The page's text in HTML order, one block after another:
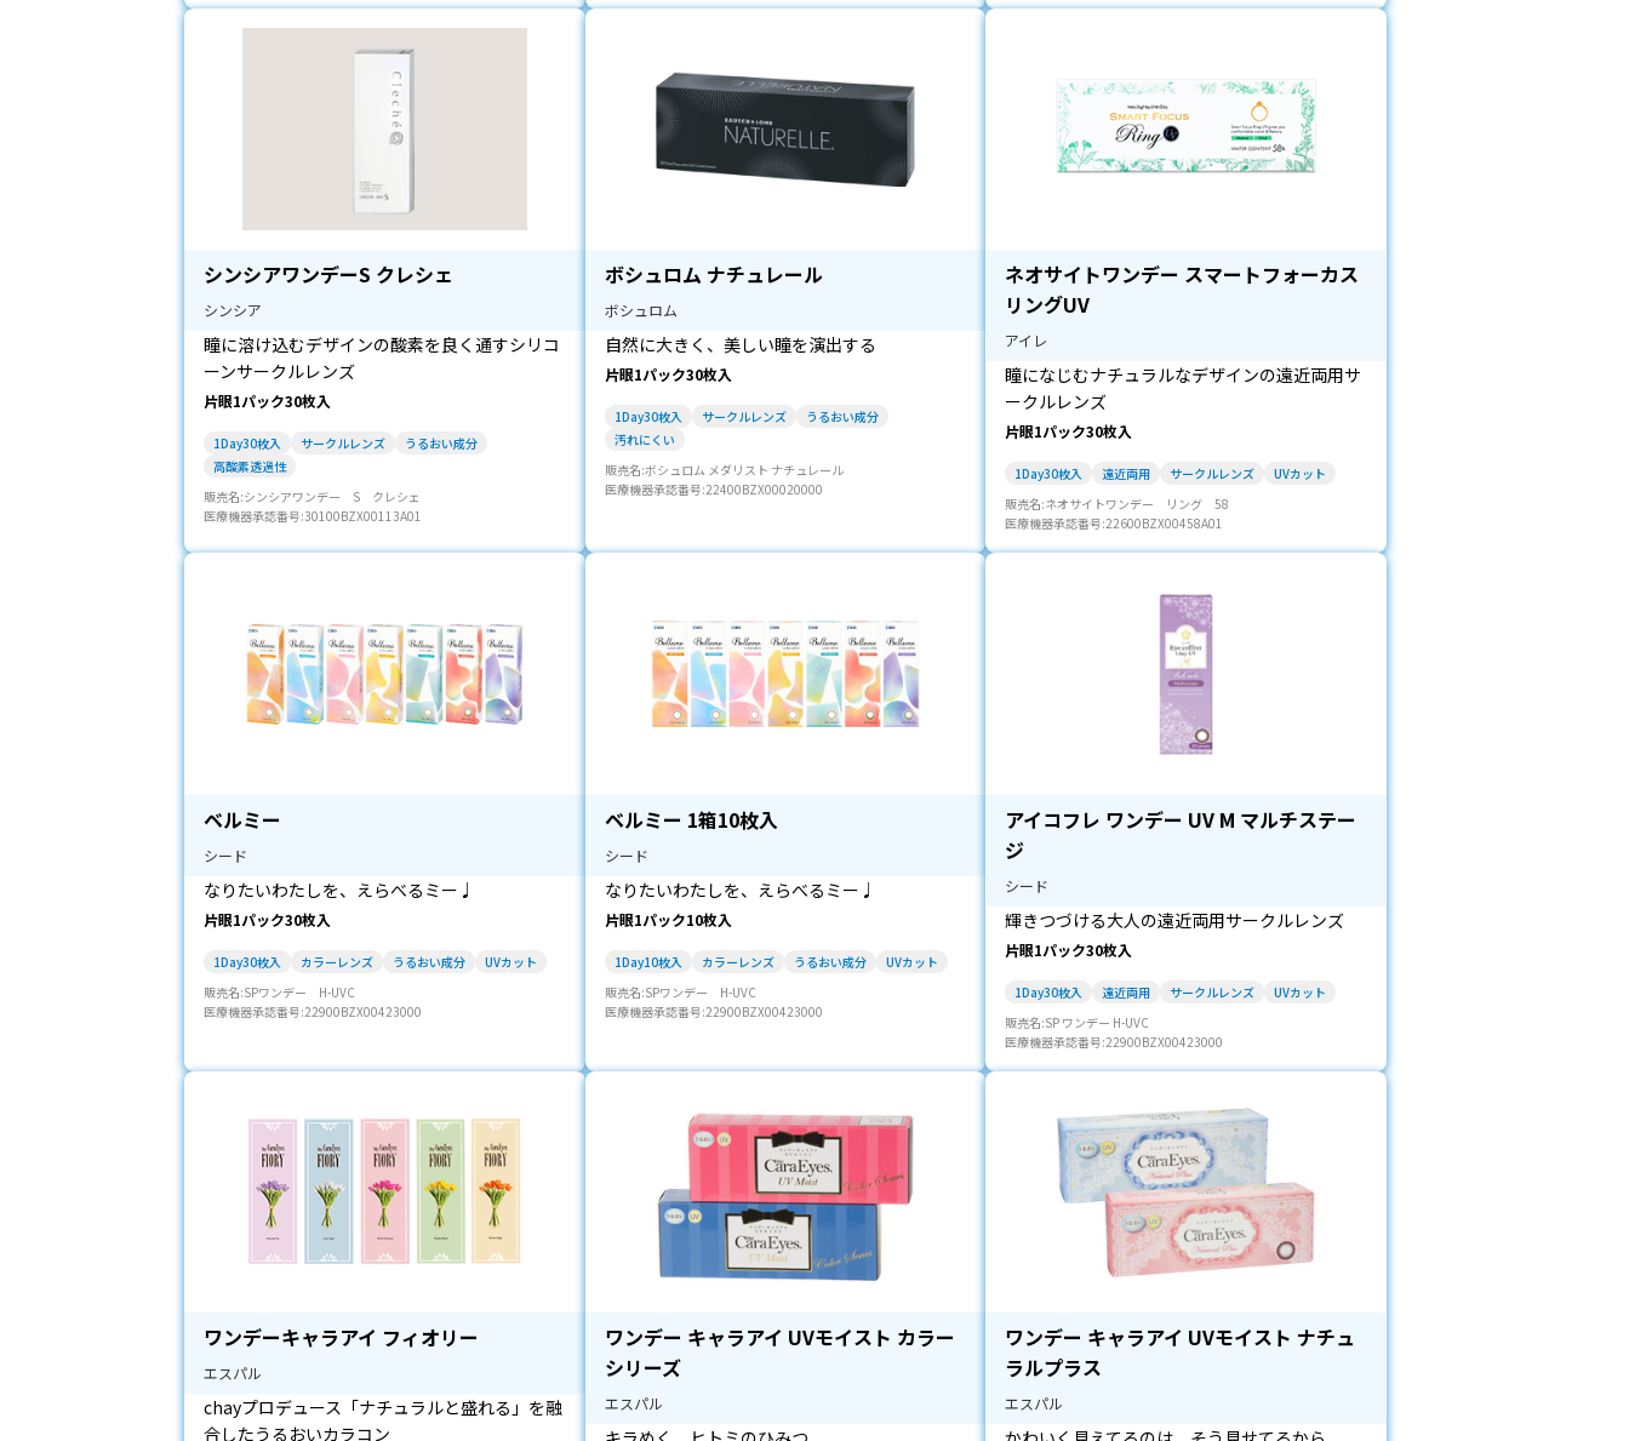
シンシアワンデーS クレシェ
シンシア
瞳に溶け込むデザインの酸素を良く通すシリコ
ーンサークルレンズ
片眼1パック30枚入
1Day30枚入 サークルレンズ
うるおい成分
高酸素透過性
販売名:シンシアワンデー S クレシェ
医療機器承認番号:30100BZX00113A01
ボシュロム ナチュレール
ボシュロム
自然に大きく、美しい瞳を演出する
片眼1パック30枚入
1Day30枚入 サークルレンズ
うるおい成分
汚れにくい
販売名:ボシュロム メダリスト ナチュレール
医療機器承認番号:22400BZX00020000
ネオサイトワンデー スマートフォーカス
リングUV
アイレ
瞳になじむナチュラルなデザインの遠近両用サ
ークルレンズ
片眼1パック30枚入
1Day30枚入 遠近両用 サークルレンズ
UVカット
販売名:ネオサイトワンデー リング 58
医療機器承認番号:22600BZX00458A01
ベルミー
シード
なりたいわたしを、えらべるミー♩
片眼1パック30枚入
1Day30枚入 カラーレンズ うるおい成分
UVカット
販売名:SPワンデー H-UVC
医療機器承認番号:22900BZX00423000
ベルミー 1箱10枚入
シード
なりたいわたしを、えらべるミー♩
片眼1パック10枚入
1Day10枚入 カラーレンズ うるおい成分
UVカット
販売名:SPワンデー H-UVC
医療機器承認番号:22900BZX00423000
アイコフレ ワンデー UV M マルチステー
ジ
シード
輝きつづける大人の遠近両用サークルレンズ
片眼1パック30枚入
1Day30枚入 遠近両用 サークルレンズ
UVカット
販売名:SP ワンデー H-UVC
医療機器承認番号:22900BZX00423000
ワンデーキャラアイ フィオリー
エスパル
chayプロデュース「ナチュラルと盛れる」を融
合したうるおいカラコン
ワンデー キャラアイ UVモイスト カラー
シリーズ
エスパル
ワンデー キャラアイ UVモイスト ナチュ
ラルプラス
エスパル